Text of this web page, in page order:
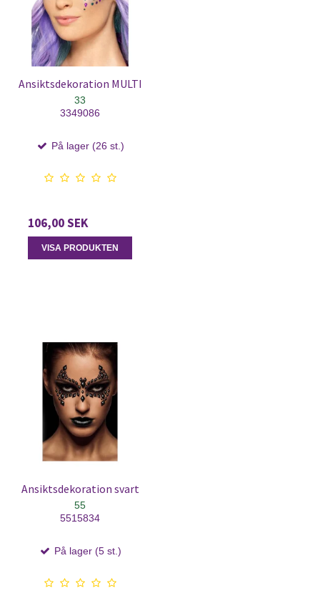
Ansiktsdekoration MULTI
33
3349086
På lager (26 st.)
106,00 SEK
VISA PRODUKTEN
Ansiktsdekoration svart
55
5515834
På lager (5 st.)